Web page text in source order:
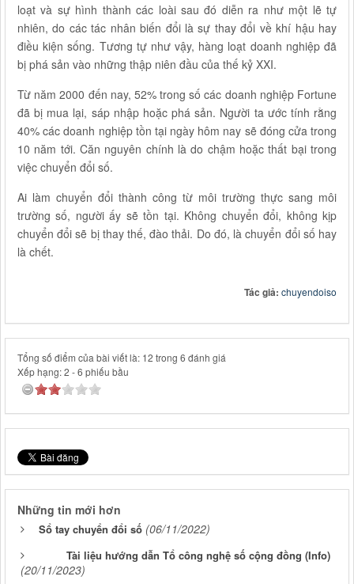
loạt và sự hình thành các loài sau đó diễn ra như một lẽ tự
nhiên, do các tác nhân biến đổi là sự thay đổi về khí hậu hay
điều kiện sống. Tương tự như vậy, hàng loạt doanh nghiệp đã
bị phá sản vào những thập niên đầu của thế kỷ XXI.
Từ năm 2000 đến nay, 52% trong số các doanh nghiệp Fortune
đã bị mua lại, sáp nhập hoặc phá sản. Người ta ước tính rằng
40% các doanh nghiệp tồn tại ngày hôm nay sẽ đóng cửa trong
10 năm tới. Căn nguyên chính là do chậm hoặc thất bại trong
việc chuyển đổi số.
Ai làm chuyển đổi thành công từ môi trường thực sang môi
trường số, người ấy sẽ tồn tại. Không chuyển đổi, không kịp
chuyển đổi sẽ bị thay thế, đào thải. Do đó, là chuyển đổi số hay
là chết.
Tác giả: chuyendoiso
Tổng số điểm của bài viết là: 12 trong 6 đánh giá
Xếp hạng:2 -6 phiếu bầu
Những tin mới hơn
Sổ tay chuyển đổi số (06/11/2022)
Tài liệu hướng dẫn Tổ công nghệ số cộng đồng (Info)
(20/11/2023)